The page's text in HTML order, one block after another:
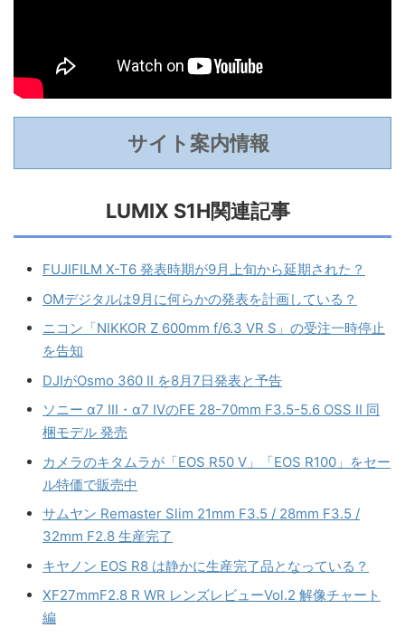
サイト案内情報
LUMIX S1H関連記事
FUJIFILM X-T6 発表時期が9月上旬から延期された？
OMデジタルは9月に何らかの発表を計画している？
ニコン「NIKKOR Z 600mm f/6.3 VR S」の受注一時停止
を告知
DJIがOsmo 360 II を8月7日発表と予告
ソニー α7 III・α7 IVのFE 28-70mm F3.5-5.6 OSS II 同
梱モデル 発売
カメラのキタムラが「EOS R50 V」「EOS R100」をセー
ル特価で販売中
サムヤン Remaster Slim 21mm F3.5 / 28mm F3.5 /
32mm F2.8 生産完了
キヤノン EOS R8 は静かに生産完了品となっている？
XF27mmF2.8 R WR レンズレビューVol.2 解像チャート
編